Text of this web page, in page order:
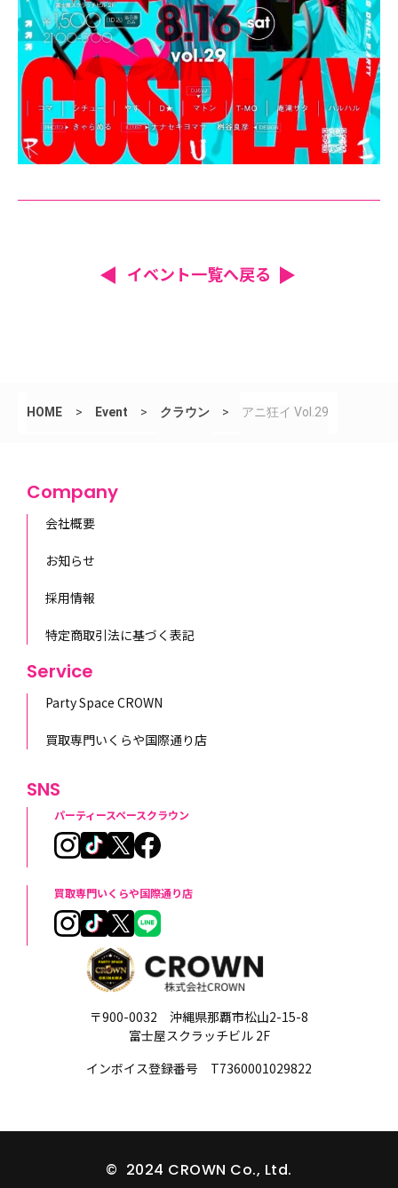
イベント一覧へ戻る
HOME > Event > クラウン > アニ狂イ Vol.29
〒900-0032 沖縄県那覇市松山2-15-8
富士屋スクラッチビル 2F
インボイス登録番号 T7360001029822
Company
会社概要
お知らせ
採用情報
特定商取引法に基づく表記
Service
Party Space CROWN
買取専門いくらや国際通り店
SNS
パーティースペースクラウン
買取専門いくらや国際通り店
© 2024 CROWN Co., Ltd.